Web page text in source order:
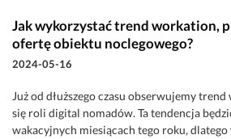
Jak wykorzystać trend workation,
ofertę obiektu noclegowego?
2024-05-16
Już od dłuższego czasu obserwujemy
się roli digital nomadów. Ta tendencja
wakacyjnych miesiącach tego roku,